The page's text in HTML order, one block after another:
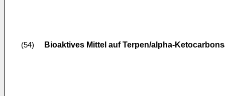
(54) Bioaktives Mittel auf Terpen/alpha-